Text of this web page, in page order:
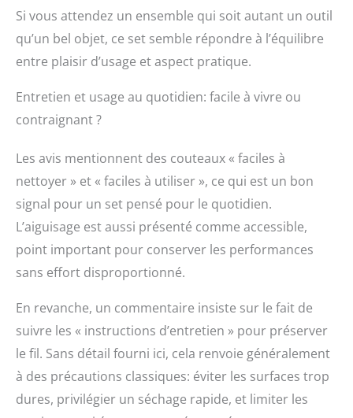
Si vous attendez un ensemble qui soit autant un outil
qu’un bel objet, ce set semble répondre à l’équilibre
entre plaisir d’usage et aspect pratique.
Entretien et usage au quotidien: facile à vivre ou
contraignant ?
Les avis mentionnent des couteaux « faciles à
nettoyer » et « faciles à utiliser », ce qui est un bon
signal pour un set pensé pour le quotidien.
L’aiguisage est aussi présenté comme accessible,
point important pour conserver les performances
sans effort disproportionné.
En revanche, un commentaire insiste sur le fait de
suivre les « instructions d’entretien » pour préserver
le fil. Sans détail fourni ici, cela renvoie généralement
à des précautions classiques: éviter les surfaces trop
dures, privilégier un séchage rapide, et limiter les